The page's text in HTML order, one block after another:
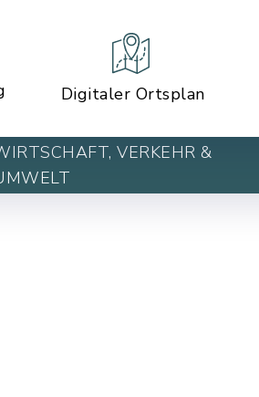
Digitaler Ortsplan
VERKEHR &